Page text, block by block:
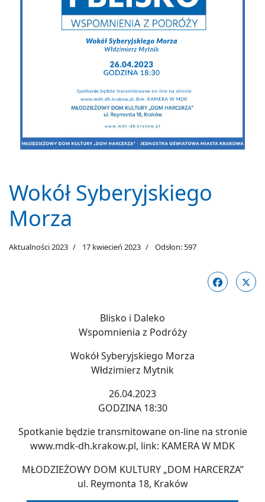
Wokół Syberyjskiego
Morza
Aktualności 2023 17 kwiecień 2023 Odsłon: 597
Blisko i Daleko
Wspomnienia z Podróży
Wokół Syberyjskiego Morza
Włdzimierz Mytnik
26.04.2023
GODZINA 18:30
Spotkanie będzie transmitowane on-line na stronie
www.mdk-dh.krakow.pl, link: KAMERA W MDK
MŁODZIEŻOWY DOM KULTURY „DOM HARCERZA”
ul. Reymonta 18, Kraków